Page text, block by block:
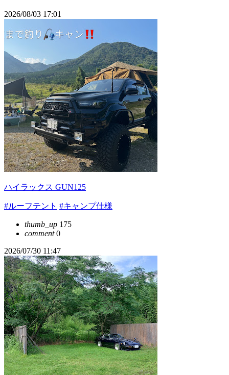
2026/08/03 17:01
ハイラックス GUN125
#ルーフテント #キャンプ仕様
thumb_up 175
comment0
2026/07/30 11:47